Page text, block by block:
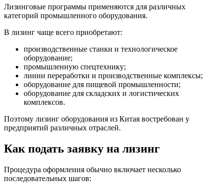
Лизинговые программы применяются для различных
категорий промышленного оборудования.
В лизинг чаще всего приобретают:
производственные станки и технологическое
оборудование;
промышленную спецтехнику;
линии переработки и производственные комплексы;
оборудование для пищевой промышленности;
оборудование для складских и логистических
комплексов.
Поэтому лизинг оборудования из Китая востребован у
предприятий различных отраслей.
Как подать заявку на лизинг
Процедура оформления обычно включает несколько
последовательных шагов: